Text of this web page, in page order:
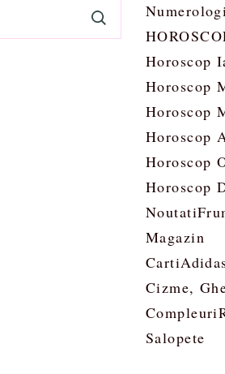
Horoscop
Horoscop
Horoscop
Horoscop
Horoscop
Horoscop
Noutati
Magazin
Carti
Cizme,
Compleuri
Salopete